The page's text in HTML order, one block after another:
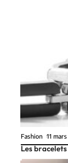
Fashion 11
Les